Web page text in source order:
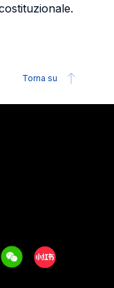
Torna su
WeechatXiaohongshu/